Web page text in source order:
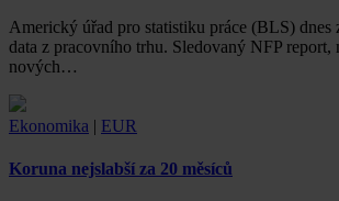
Americký úřad pro statistiku práce (BLS) dnes
data z pracovního trhu. Sledovaný NFP report,
nových…
Ekonomika | EUR
Koruna nejslabší za 20 měsíců